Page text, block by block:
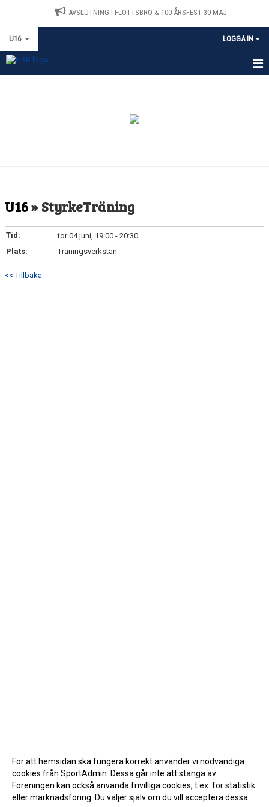
AVSLUTNING I FLOTTSBRO & 100-ÅRSFEST 30 MAJ
U16 LOGGA IN
U16» StyrkeTräning
Tid:
tor 04 juni, 19:00 - 20:30
Plats:
Träningsverkstan
<< Tillbaka
För att hemsidan ska fungera korrekt använder vi nödvändiga
cookies från SportAdmin. Dessa går inte att stänga av.
Föreningen kan också använda frivilliga cookies, t.ex. för statistik
eller marknadsföring. Du väljer själv om du vill acceptera dessa.